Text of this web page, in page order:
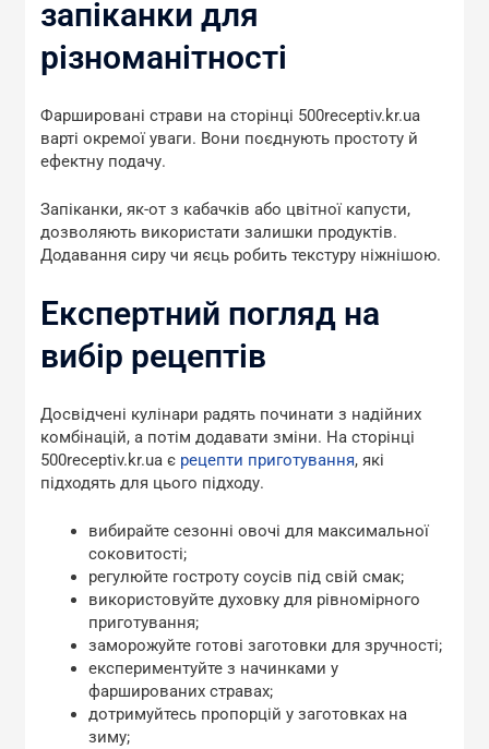
запіканки для
різноманітності
Фаршировані страви на сторінці 500receptiv.kr.ua
варті окремої уваги. Вони поєднують простоту й
ефектну подачу.
Запіканки, як-от з кабачків або цвітної капусти,
дозволяють використати залишки продуктів.
Додавання сиру чи яєць робить текстуру ніжнішою.
Експертний погляд на
вибір рецептів
Досвідчені кулінари радять починати з надійних
комбінацій, а потім додавати зміни. На сторінці
500receptiv.kr.ua є рецепти приготування, які
підходять для цього підходу.
вибирайте сезонні овочі для максимальної
соковитості;
регулюйте гостроту соусів під свій смак;
використовуйте духовку для рівномірного
приготування;
заморожуйте готові заготовки для зручності;
експериментуйте з начинками у
фаршированих стравах;
дотримуйтесь пропорцій у заготовках на
зиму;